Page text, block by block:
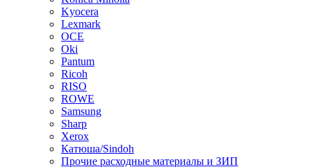
Kyocera
Lexmark
OCE
Oki
Pantum
Ricoh
RISO
ROWE
Samsung
Sharp
Xerox
Катюша/Sindoh
Прочие расходные материалы и ЗИП